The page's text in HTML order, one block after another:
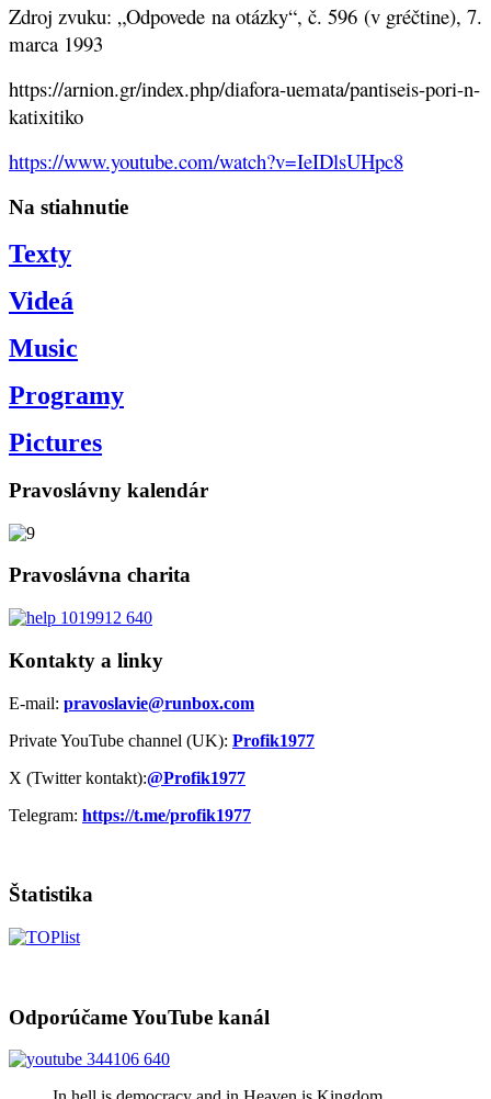
Zdroj zvuku: „Odpovede na otázky“, č. 596 (v gréčtine), 7.
marca 1993
https://arnion.gr/index.php/diafora-uemata/pantiseis-pori-n-
katixitiko
https://www.youtube.com/watch?v=IeIDlsUHpc8
Na stiahnutie
Texty
Videá
Music
Programy
Pictures
Pravoslávny kalendár
Pravoslávna charita
Kontakty a linky
E-mail: pravoslavie@runbox.com
Private YouTube channel (UK): Profik1977
X (Twitter kontakt):@Profik1977
Telegram: https://t.me/profik1977
Štatistika
Odporúčame YouTube kanál